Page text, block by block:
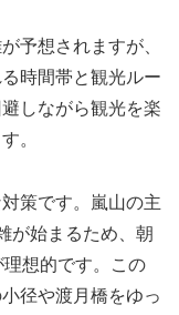
予想されますが、
時間帯と観光ルー
しながら観光を楽
。
策です。嵐山の主
が始まるため、朝
想的です。この
径や渡月橋をゆっ